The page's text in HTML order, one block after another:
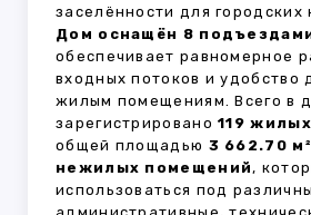
заселённости для городских
Дом оснащён 8
обеспечивает равномерное
входных потоков и удобство
жилым помещениям. Всего в
зарегистрировано119
общей площадью 3 662.70 м²
нежилых помещений,
использоваться под